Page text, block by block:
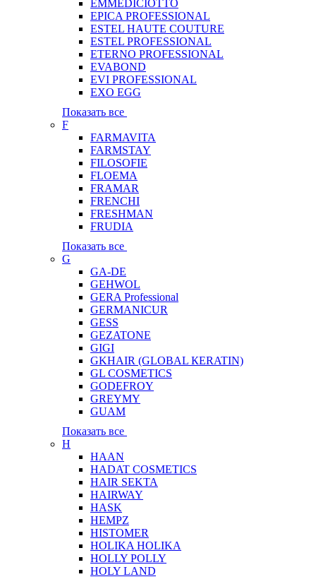
EMMEDICIOTTO
EPICA PROFESSIONAL
ESTEL HAUTE COUTURE
ESTEL PROFESSIONAL
ETERNO PROFESSIONAL
EVABOND
EVI PROFESSIONAL
EXO EGG
Показать все
F
FARMAVITA
FARMSTAY
FILOSOFIE
FLOEMA
FRAMAR
FRENCHI
FRESHMAN
FRUDIA
Показать все
G
GA-DE
GEHWOL
GERA Professional
GERMANICUR
GESS
GEZATONE
GIGI
GKHAIR (GLOBAL КЕRATIN)
GL COSMETICS
GODEFROY
GREYMY
GUAM
Показать все
H
HAAN
HADAT COSMETICS
HAIR SEKTA
HAIRWAY
HASK
HEMPZ
HISTOMER
HOLIKA HOLIKA
HOLLY POLLY
HOLY LAND